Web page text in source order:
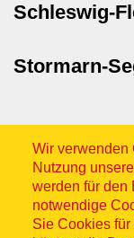
Schleswig-
Stormarn-
Wir verwenden
Nutzung
werden für den
notwendige
Sie Cookies
Sitemap